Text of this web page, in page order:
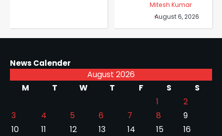
Mitesh Kumar
August 6, 2026
News Calender
August 2026
M
T W T F S
S
1
2
3
4 5 6 7 8
9
10
11 12 13 14 15
16